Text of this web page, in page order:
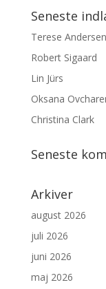
Seneste
Terese Andersen
Robert Sigaard
Lin Jürs
Oksana
Christina Clark
Seneste
Arkiver
august 2026
juli 2026
juni 2026
maj 2026